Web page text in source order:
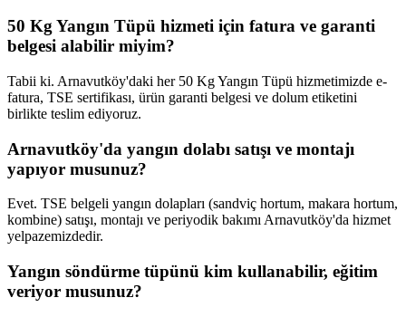
50 Kg Yangın Tüpü hizmeti için fatura ve garanti
belgesi alabilir miyim?
Tabii ki. Arnavutköy'daki her 50 Kg Yangın Tüpü hizmetimizde e-
fatura, TSE sertifikası, ürün garanti belgesi ve dolum etiketini
birlikte teslim ediyoruz.
Arnavutköy'da yangın dolabı satışı ve montajı
yapıyor musunuz?
Evet. TSE belgeli yangın dolapları (sandviç hortum, makara hortum,
kombine) satışı, montajı ve periyodik bakımı Arnavutköy'da hizmet
yelpazemizdedir.
Yangın söndürme tüpünü kim kullanabilir, eğitim
veriyor musunuz?